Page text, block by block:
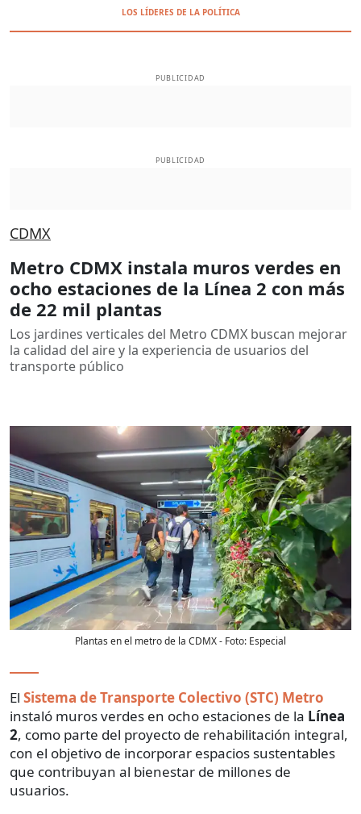
LOS LÍDERES DE LA POLÍTICA
PUBLICIDAD
PUBLICIDAD
CDMX
Metro CDMX instala muros verdes en
ocho estaciones de la Línea 2 con más
de 22 mil plantas
Los jardines verticales del Metro CDMX buscan mejorar
la calidad del aire y la experiencia de usuarios del
transporte público
Plantas en el metro de la CDMX- Foto: Especial
El Sistema de Transporte Colectivo (STC) Metro
instaló muros verdes en ocho estaciones de la Línea
2, como parte del proyecto de rehabilitación integral,
con el objetivo de incorporar espacios sustentables
que contribuyan al bienestar de millones de
usuarios.